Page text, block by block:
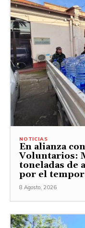
NOTICIAS
En alianza
Voluntarios:
toneladas de
por el
8 Agosto, 2026